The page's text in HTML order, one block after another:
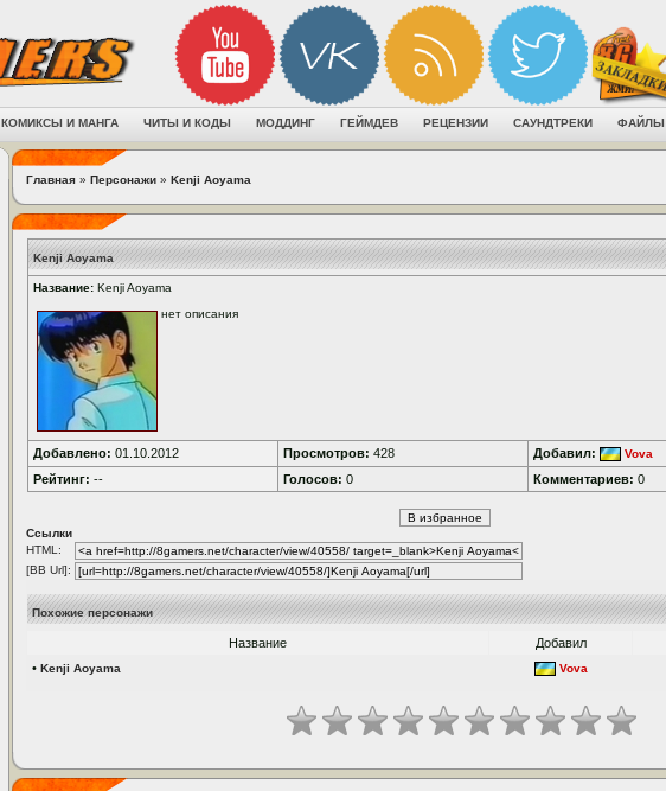
КОМИКСЫ И МАНГА ЧИТЫ И КОДЫ МОДДИНГ ГЕЙМДЕВ РЕЦЕНЗИИ САУНДТРЕКИ ФАЙЛЫ
Главная » Персонажи » Kenji Aoyama
Kenji Aoyama
Название: Kenji Aoyama
нет описания
Добавлено: 01.10.2012 Просмотров: 428 Добавил: Vova
Рейтинг: -- Голосов: 0 Комментариев: 0
Ссылки
HTML:
[BB Url]:
Похожие персонажи
Название Добавил
• Kenji Aoyama Vova